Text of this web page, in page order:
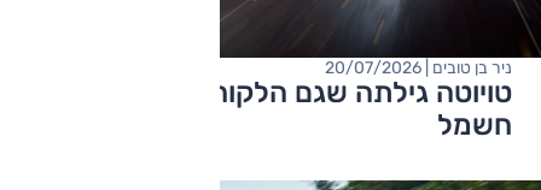
טויוטה גילתה שגם הלקוחות שלה רוצים
חשמל
ניר בן טובים | 20/07/2026